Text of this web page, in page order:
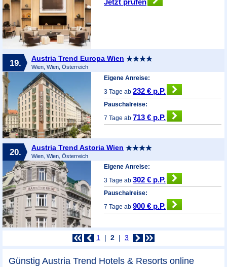
19. Austria Trend Europa Wien
Wien, Wien, Österreich
Eigene Anreise:
3 Tage ab232 € p.P.
Pauschalreise:
7 Tage ab713 € p.P.
20. Austria Trend Astoria Wien
Wien, Wien, Österreich
Eigene Anreise:
3 Tage ab302 € p.P.
Pauschalreise:
7 Tage ab900 € p.P.
1 2 3
Günstig Austria Trend Hotels & Resorts online